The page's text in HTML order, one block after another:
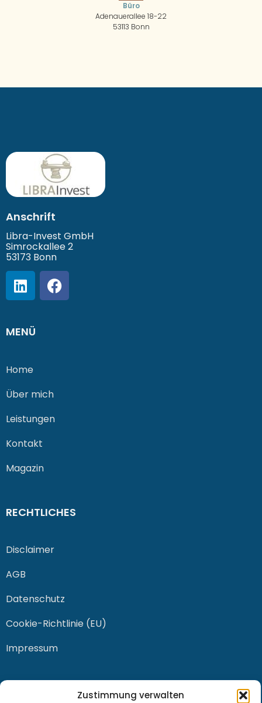
Zustimmung verwalten
Büro
Adenauerallee 18-22
53113 Bonn
Anschrift
Libra-Invest GmbH
Simrockallee 2
53173 Bonn
MENÜ
Home
Über mich
Leistungen
Kontakt
Magazin
RECHTLICHES
Disclaimer
AGB
Datenschutz
Cookie-Richtlinie (EU)
Impressum